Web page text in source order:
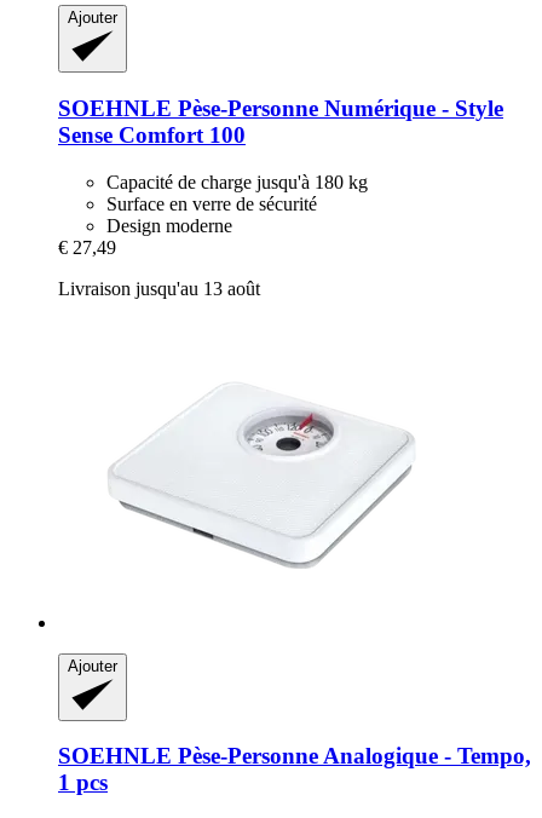
Ajouter
SOEHNLE Pèse-​Personne Numérique -​ Style
Sense Comfort 100
Capacité de charge jusqu'à 180 kg
Surface en verre de sécurité
Design moderne
€ 27,49
Livraison jusqu'au 13 août
Ajouter
SOEHNLE Pèse-​Personne Analogique -​ Tempo,
1 pcs